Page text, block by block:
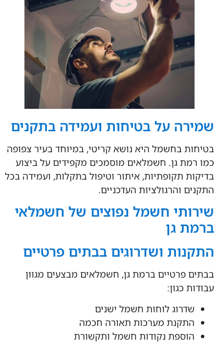
שמירה על בטיחות ועמידה בתקנים
בטיחות בחשמל היא נושא קריטי, במיוחד בעיר צפופה
כמו רמת גן. חשמלאים מוסמכים מקפידים על ביצוע
בדיקות תקופתיות, איתור וטיפול בתקלות, ועמידה בכל
התקנים והרגולציות העדכניים.
שירותי חשמל נפוצים של חשמלאי
ברמת גן
התקנות ושדרוגים בבתים פרטיים
בבתים פרטיים ברמת גן, חשמלאים מבצעים מגוון
עבודות כגון:
שדרוג לוחות חשמל ישנים
התקנת מערכות תאורה חכמה
הוספת נקודות חשמל ותקשורת